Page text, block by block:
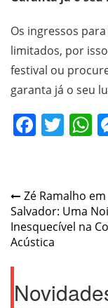
Os ingressos
limitados, por
festival ou
garanta já o seu
Post
navigation
Zé Ramalho em
Salvador: Uma
Inesquecível na
Acústica